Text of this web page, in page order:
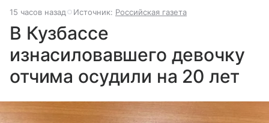
15 часов назад Источник: Российская газета
В Кузбассе
изнасиловавшего девочку
отчима осудили на 20 лет